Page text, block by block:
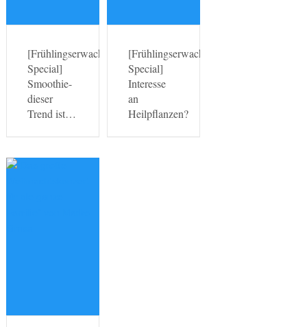
[Frühlingserwachen-
Special]
Smoothie-
dieser
Trend ist…
[Frühlingserwachen-
Special]
Interesse
an
Heilpflanzen?